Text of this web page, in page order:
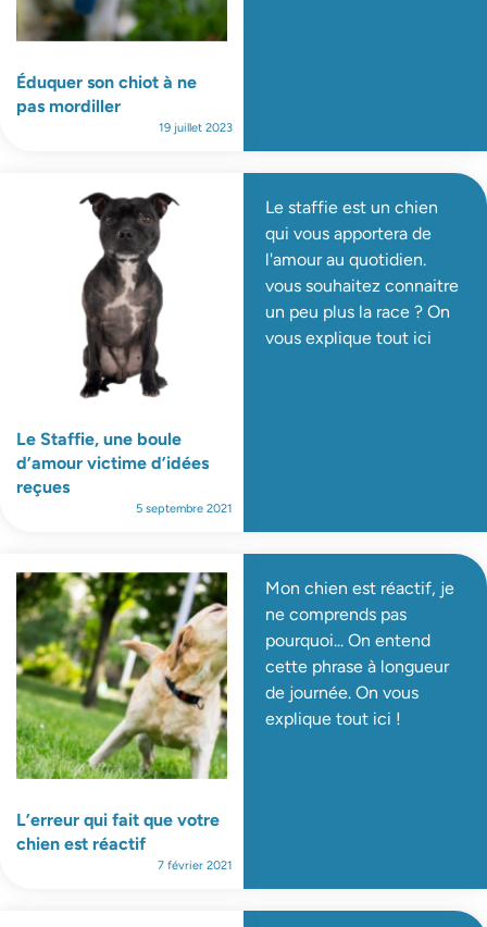
Éduquer son chiot à ne
pas mordiller
19 juillet 2023
Le Staffie, une boule
d’amour victime d’idées
reçues
5 septembre 2021
Le staffie est un chien
qui vous apportera de
l'amour au quotidien.
vous souhaitez connaitre
un peu plus la race ? On
vous explique tout ici
L’erreur qui fait que votre
chien est réactif
7 février 2021
Mon chien est réactif, je
ne comprends pas
pourquoi... On entend
cette phrase à longueur
de journée. On vous
explique tout ici !